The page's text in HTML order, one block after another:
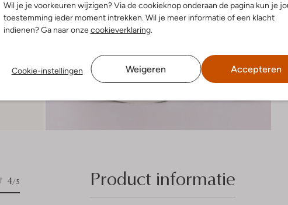
Wil je je voorkeuren wijzigen? Via de cookieknop onderaan de pagina kun je
toestemming ieder moment intrekken. Wil je meer informatie of een klacht
indienen? Ga naar onzecookieverklaring.
Cookie-instellingen Weigeren Accepteren
Product informatie
4/5